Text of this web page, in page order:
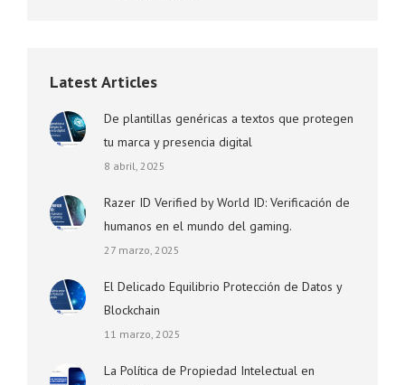
Latest Articles
De plantillas genéricas a textos que protegen
tu marca y presencia digital
8 abril, 2025
Razer ID Verified by World ID: Verificación de
humanos en el mundo del gaming.
27 marzo, 2025
El Delicado Equilibrio Protección de Datos y
Blockchain
11 marzo, 2025
La Política de Propiedad Intelectual en